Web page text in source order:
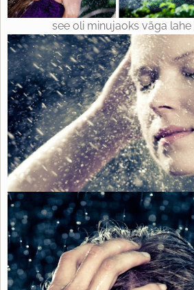
see oli minujaoks väga